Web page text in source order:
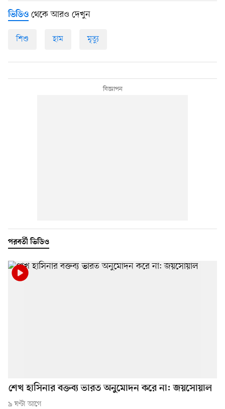
ভিডিও থেকে আরও দেখুন
শিশু হাম মৃত্যু
পরবর্তী ভিডিও
শেখ হাসিনার বক্তব্য ভারত অনুমোদন করে না: জয়সোয়াল
৯ ঘণ্টা আগে